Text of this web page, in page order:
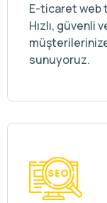
E-ticaret web
Hızlı, güvenli
sunuyoruz.